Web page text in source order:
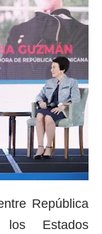
República
los Estados